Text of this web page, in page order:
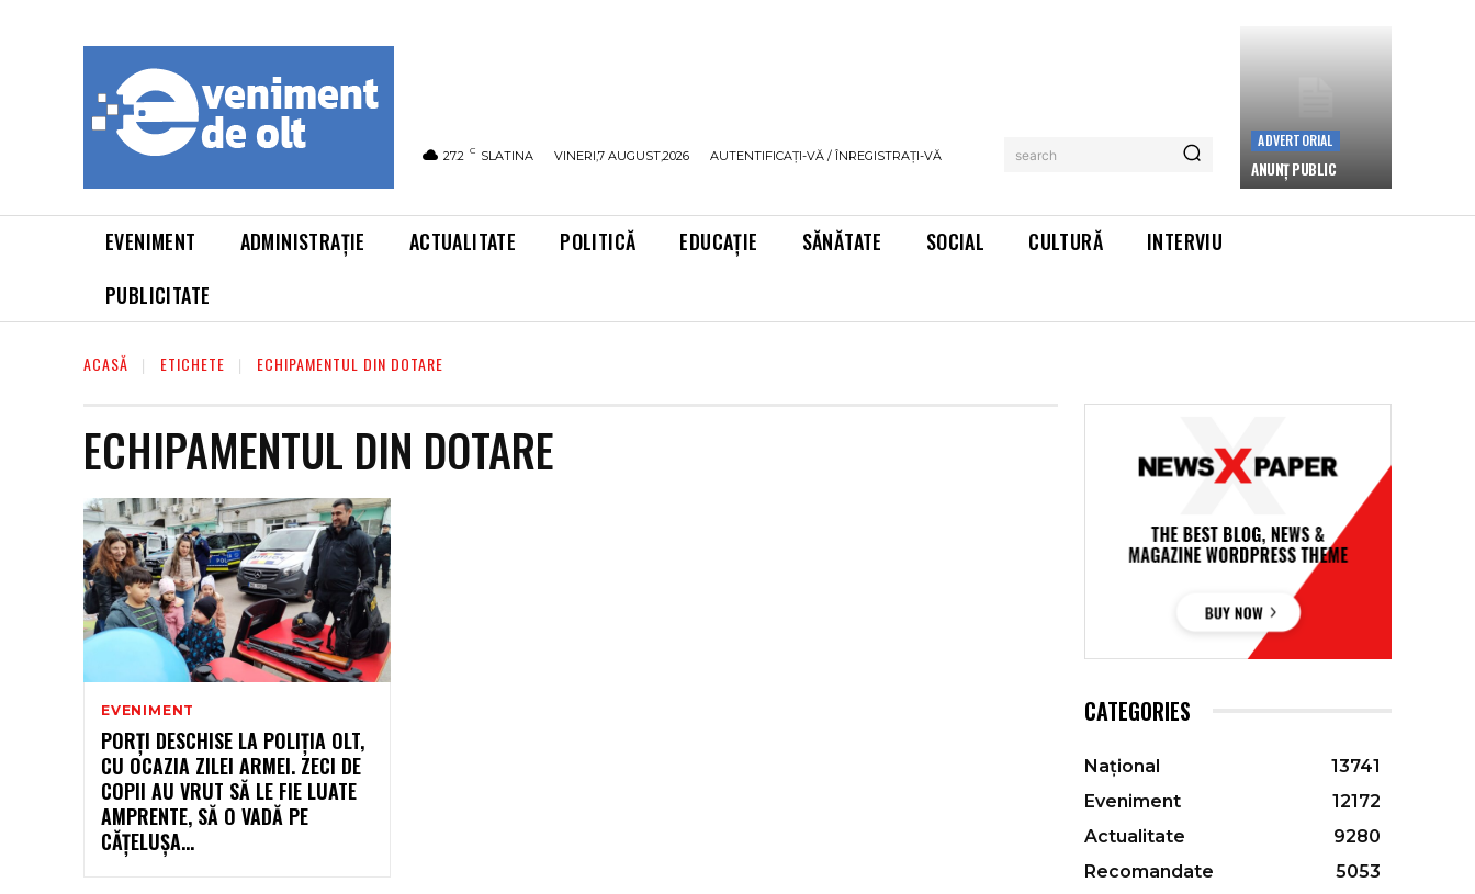
27.2 C SLATINA VINERI,7 AUGUST,2026 AUTENTIFICAȚI-VĂ / ÎNREGISTRAȚI-VĂ search
ADVERTORIAL
ANUNȚ PUBLIC
EVENIMENT ADMINISTRAȚIE ACTUALITATE POLITICĂ EDUCAȚIE SĂNĂTATE SOCIAL CULTURĂ
INTERVIU
PUBLICITATE
ACASĂ ETICHETE ECHIPAMENTUL DIN DOTARE
ECHIPAMENTUL DIN DOTARE
EVENIMENT
PORȚI DESCHISE LA POLIȚIA OLT,
CU OCAZIA ZILEI ARMEI. ZECI DE
COPII AU VRUT SĂ LE FIE LUATE
AMPRENTE, SĂ O VADĂ PE
CĂȚELUȘA...
CATEGORIES
Național
13741
Eveniment
12172
Actualitate
9280
Recomandate
5053